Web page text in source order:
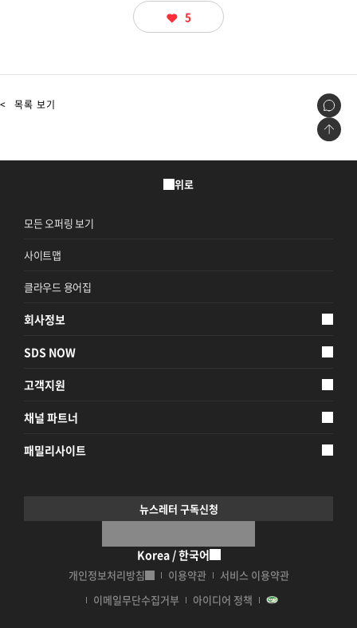
5
< 목록 보기
위로
모든 오퍼링 보기
사이트맵
클라우드 용어집
회사정보
SDS NOW
고객지원
채널 파트너
패밀리사이트
뉴스레터 구독신청
Korea / 한국어
개인정보처리방침 이용약관
서비스 이용약관
이메일무단수집거부
아이디어 정책